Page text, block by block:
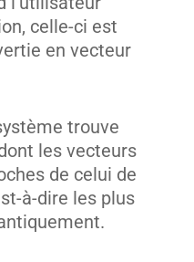
celle-ci est
en vecteur
trouve
les vecteurs
de celui de
à-dire les plus